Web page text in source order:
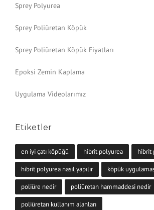
Sprey Polyurea
Sprey Poliüretan Köpük
Sprey Poliüretan Köpük Fiyatları
Epoksi Zemin Kaplama
Uygulama Videolarımız
Etiketler
en iyi çatı köpüğü hibrit polyurea hibrit
hibrit polyurea nasıl yapılır köpük
poliüre nedir poliüretan hammaddesi nedir
poliüretan kullanım alanları